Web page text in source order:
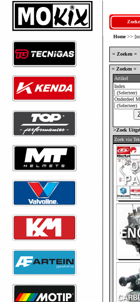
Home>>
= Zoeken =
= Zoeken =
Artikel
Index
Onderdeel
>Zoek
Zoek via